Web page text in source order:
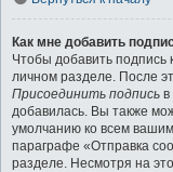
Как мне добавить
Чтобы добавить
личном разделе. После
Присоединить подпись в
добавилась. Вы также
умолчанию ко всем
параграфе «Отправка
разделе. Несмотря на